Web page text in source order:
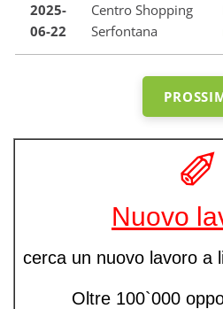
2025-
06-22
Centro Shopping
Serfontana